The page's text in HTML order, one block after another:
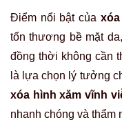
Điểm nổi bật của
tổn thương bề mặt
đồng thời không cần
là lựa chọn lý tưởng
xóa hình xăm vĩnh
nhanh chóng và thẩm